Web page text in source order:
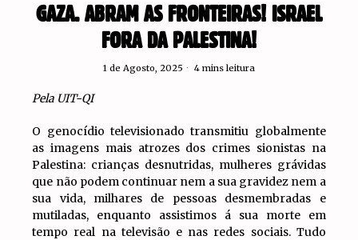
GAZA. ABRAM AS FRONTEIRAS! ISRAEL
FORA DA PALESTINA!
1 de Agosto, 2025 4 mins leitura
Pela UIT-QI
O genocídio televisionado transmitiu globalmente
as imagens mais atrozes dos crimes sionistas na
Palestina: crianças desnutridas, mulheres grávidas
que não podem continuar nem a sua gravidez nem a
sua vida, milhares de pessoas desmembradas e
mutiladas, enquanto assistimos á sua morte em
tempo real na televisão e nas redes sociais. Tudo